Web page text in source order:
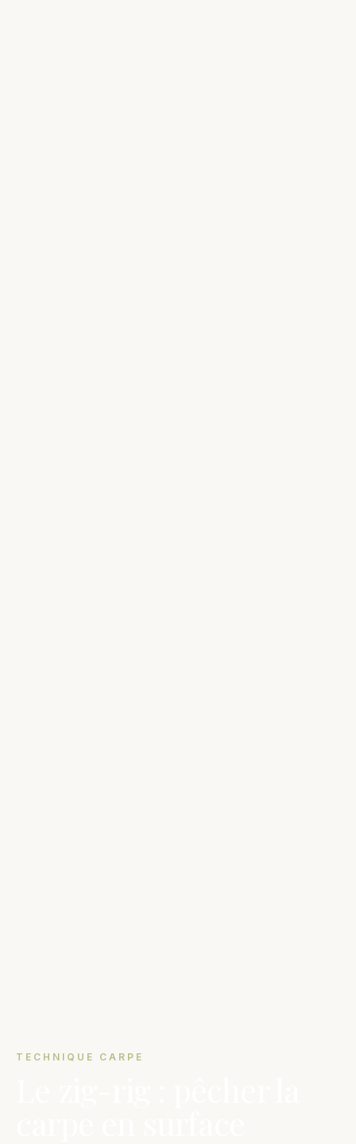
TECHNIQUE CARPE